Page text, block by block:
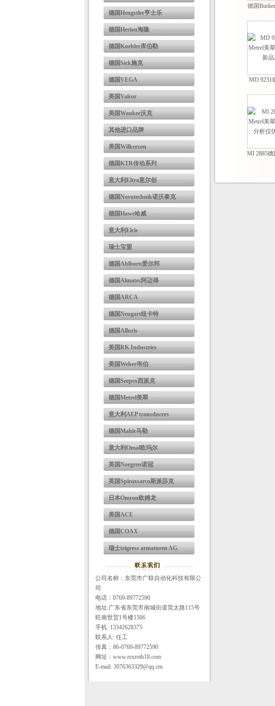
德国Hengstler亨士乐
德国Herion海隆
德国Kuebler库伯勒
德国Sick施克
德国VEGA
美国Valcor
美国Waukee沃克
其他进口品牌
美国Wilkerson
德国KTR传动系列
意大利Eltra意尔创
德国Novotechnik诺沃泰克
德国Hawe哈威
意大利Elcis
瑞士宝盟
德国Ahlborn爱尔邦
德国Almatec阿迈得
德国ARCA
德国Neugart纽卡特
德国Alluris
美国RK Industries
美国Weber韦伯
德国Seepex西派克
德国Metrel美翠
意大利AEP transducers
德国Mahle马勒
意大利Omal欧玛尔
英国Norgren诺冠
英国Spiraxsarco斯派莎克
日本Omron欧姆龙
美国ACE
德国COAX
瑞士trigress armaturen AG
公司名称：东莞市广联自动化科技有限公
司
电话：0769-89772590
地址:广东省东莞市南城街道莞太路115号
旺南世贸1号楼1506
手机: 13342628375
联系人: 任工
传真：86-0769-89772590
网址：www.rexroth18.com
E-mail: 3076363329@qq.cm
德国
MD 9231
MI 2885德